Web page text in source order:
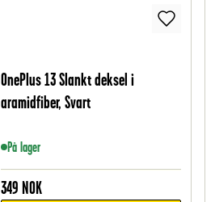
OnePlus 13 Slankt deksel i
aramidfiber, Svart
På lager
349 NOK